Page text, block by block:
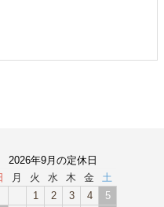
2026年9月の定休日
月 火 水 木 金
土
1
2 3 4
5